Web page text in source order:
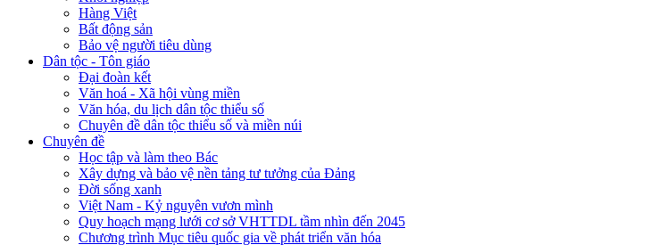
Hàng Việt
Bất động sản
Bảo vệ người tiêu dùng
Dân tộc - Tôn giáo
Đại đoàn kết
Văn hoá - Xã hội vùng miền
Văn hóa, du lịch dân tộc thiểu số
Chuyên đề dân tộc thiểu số và miền núi
Chuyên đề
Học tập và làm theo Bác
Xây dựng và bảo vệ nền tảng tư tưởng của Đảng
Đời sống xanh
Việt Nam - Kỷ nguyên vươn mình
Quy hoạch mạng lưới cơ sở VHTTDL tầm nhìn đến 2045
Chương trình Mục tiêu quốc gia về phát triển văn hóa